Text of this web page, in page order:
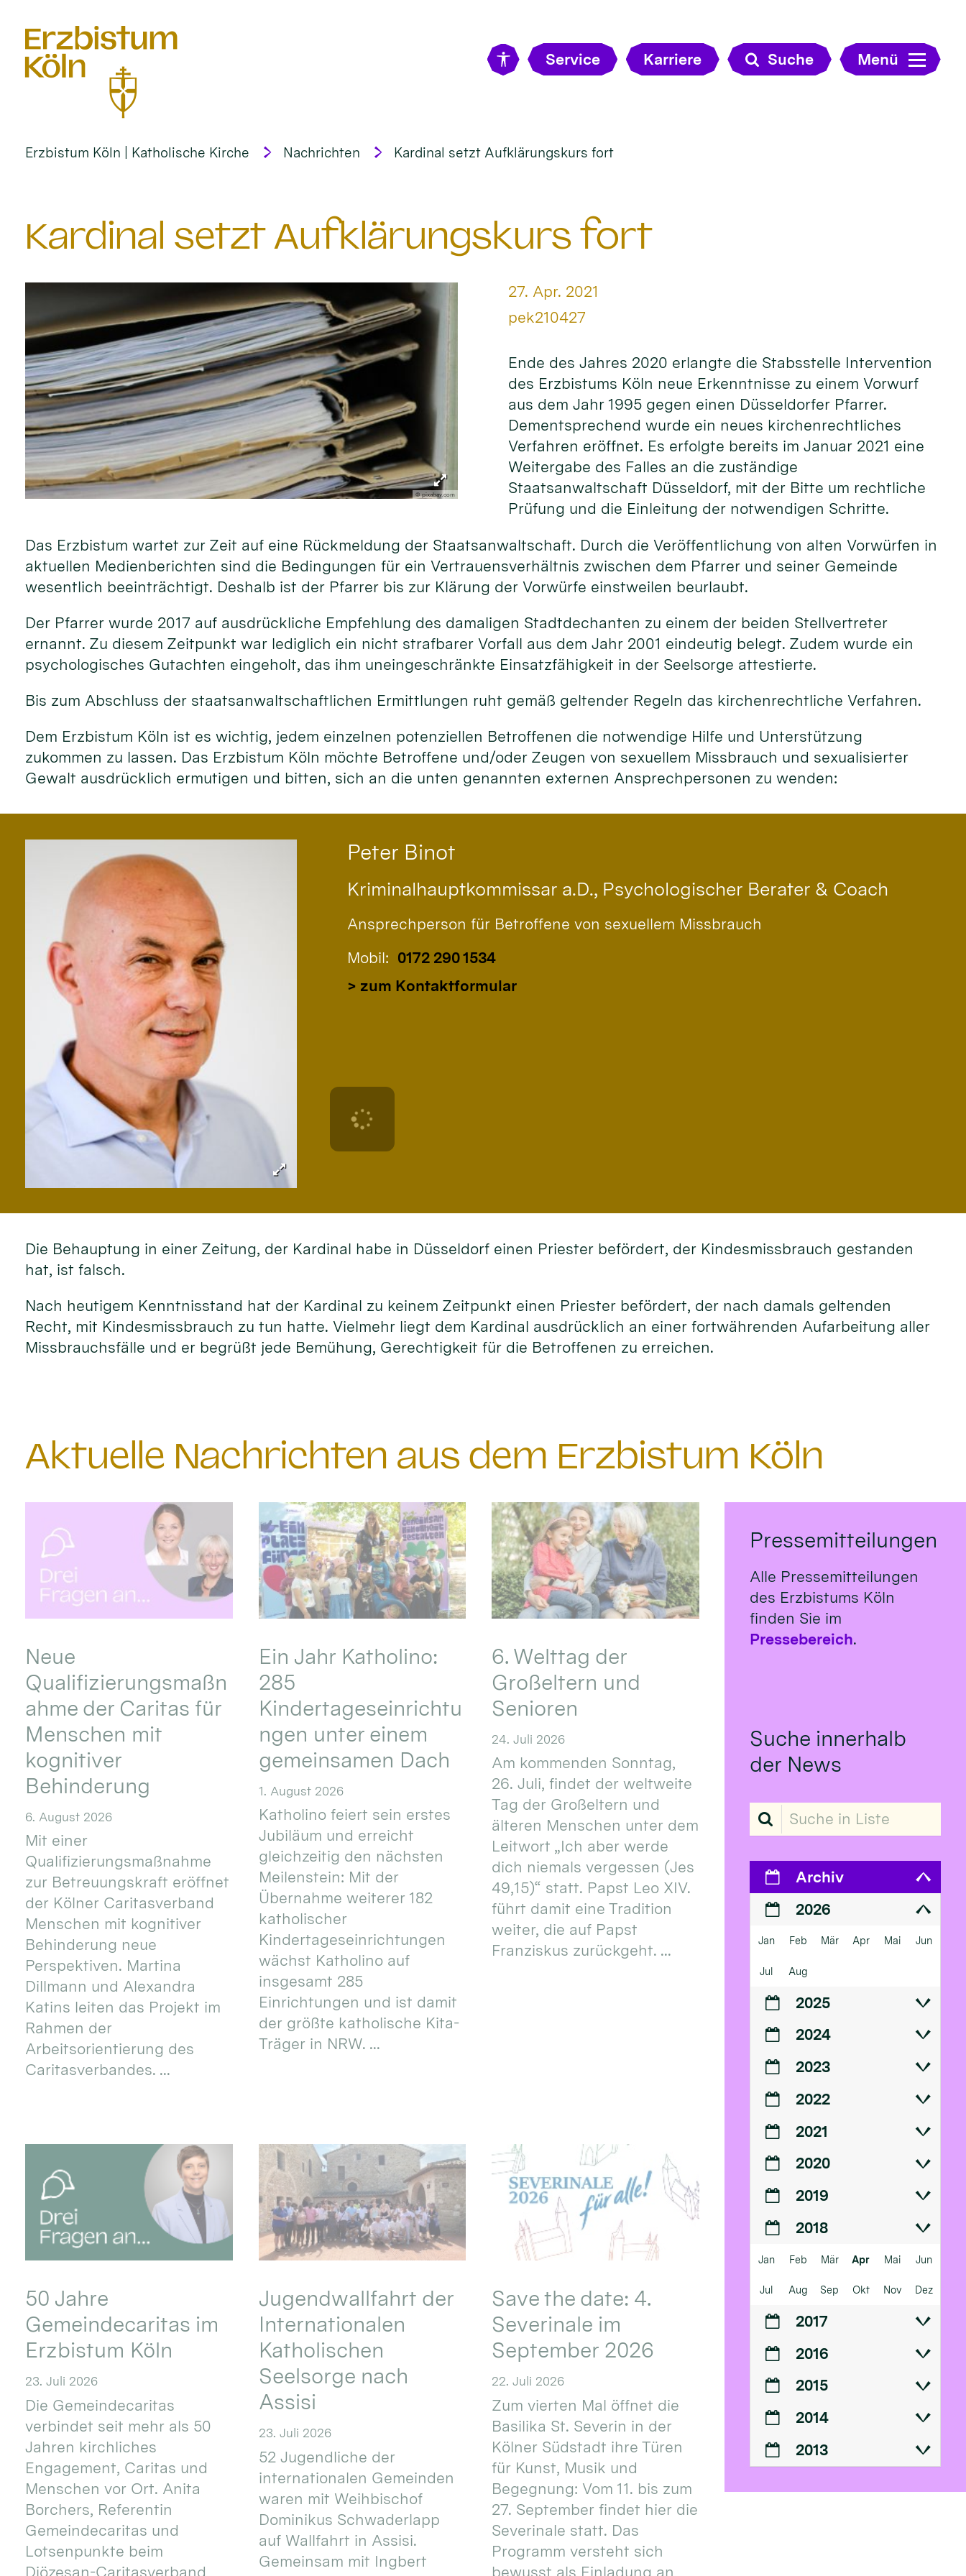
Service Karriere Suche Menü
Erzbistum Köln | Katholische Kirche Nachrichten Kardinal setzt Aufklärungskurs fort
Kardinal setzt Aufklärungskurs fort
© pixabay.com
Datum:
27. Apr. 2021
Von:
pek210427
Ende des Jahres 2020 erlangte die Stabsstelle Intervention
des Erzbistums Köln neue Erkenntnisse zu einem Vorwurf
aus dem Jahr 1995 gegen einen Düsseldorfer Pfarrer.
Dementsprechend wurde ein neues kirchenrechtliches
Verfahren eröffnet. Es erfolgte bereits im Januar 2021 eine
Weitergabe des Falles an die zuständige
Staatsanwaltschaft Düsseldorf, mit der Bitte um rechtliche
Prüfung und die Einleitung der notwendigen Schritte.
Das Erzbistum wartet zur Zeit auf eine Rückmeldung der Staatsanwaltschaft. Durch die Veröffentlichung von alten Vorwürfen in
aktuellen Medienberichten sind die Bedingungen für ein Vertrauensverhältnis zwischen dem Pfarrer und seiner Gemeinde
wesentlich beeinträchtigt. Deshalb ist der Pfarrer bis zur Klärung der Vorwürfe einstweilen beurlaubt.
Der Pfarrer wurde 2017 auf ausdrückliche Empfehlung des damaligen Stadtdechanten zu einem der beiden Stellvertreter
ernannt. Zu diesem Zeitpunkt war lediglich ein nicht strafbarer Vorfall aus dem Jahr 2001 eindeutig belegt. Zudem wurde ein
psychologisches Gutachten eingeholt, das ihm uneingeschränkte Einsatzfähigkeit in der Seelsorge attestierte.
Bis zum Abschluss der staatsanwaltschaftlichen Ermittlungen ruht gemäß geltender Regeln das kirchenrechtliche Verfahren.
Dem Erzbistum Köln ist es wichtig, jedem einzelnen potenziellen Betroffenen die notwendige Hilfe und Unterstützung
zukommen zu lassen. Das Erzbistum Köln möchte Betroffene und/oder Zeugen von sexuellem Missbrauch und sexualisierter
Gewalt ausdrücklich ermutigen und bitten, sich an die unten genannten externen Ansprechpersonen zu wenden:
Peter Binot
Kriminalhauptkommissar a.D., Psychologischer Berater & Coach
Ansprechperson für Betroffene von sexuellem Missbrauch
Mobil: 0172 290 1534
> zum Kontaktformular
Die Behauptung in einer Zeitung, der Kardinal habe in Düsseldorf einen Priester befördert, der Kindesmissbrauch gestanden
hat, ist falsch.
Nach heutigem Kenntnisstand hat der Kardinal zu keinem Zeitpunkt einen Priester befördert, der nach damals geltenden
Recht, mit Kindesmissbrauch zu tun hatte. Vielmehr liegt dem Kardinal ausdrücklich an einer fortwährenden Aufarbeitung aller
Missbrauchsfälle und er begrüßt jede Bemühung, Gerechtigkeit für die Betroffenen zu erreichen.
Aktuelle Nachrichten aus dem Erzbistum Köln
Neue
Qualifizierungsmaßn
ahme der Caritas für
Menschen mit
kognitiver
Behinderung
6. August 2026
Mit einer
Qualifizierungsmaßnahme
zur Betreuungskraft eröffnet
der Kölner Caritasverband
Menschen mit kognitiver
Behinderung neue
Perspektiven. Martina
Dillmann und Alexandra
Katins leiten das Projekt im
Rahmen der
Arbeitsorientierung des
Caritasverbandes. ...
Ein Jahr Katholino:
285
Kindertageseinrichtu
ngen unter einem
gemeinsamen Dach
1. August 2026
Katholino feiert sein erstes
Jubiläum und erreicht
gleichzeitig den nächsten
Meilenstein: Mit der
Übernahme weiterer 182
katholischer
Kindertageseinrichtungen
wächst Katholino auf
insgesamt 285
Einrichtungen und ist damit
der größte katholische Kita-
Träger in NRW. ...
6. Welttag der
Großeltern und
Senioren
24. Juli 2026
Am kommenden Sonntag,
26. Juli, findet der weltweite
Tag der Großeltern und
älteren Menschen unter dem
Leitwort „Ich aber werde
dich niemals vergessen (Jes
49,15)“ statt. Papst Leo XIV.
führt damit eine Tradition
weiter, die auf Papst
Franziskus zurückgeht. ...
50 Jahre
Gemeindecaritas im
Erzbistum Köln
23. Juli 2026
Die Gemeindecaritas
verbindet seit mehr als 50
Jahren kirchliches
Engagement, Caritas und
Menschen vor Ort. Anita
Borchers, Referentin
Gemeindecaritas und
Lotsenpunkte beim
Diözesan-Caritasverband
Jugendwallfahrt der
Internationalen
Katholischen
Seelsorge nach
Assisi
23. Juli 2026
52 Jugendliche der
internationalen Gemeinden
waren mit Weihbischof
Dominikus Schwaderlapp
auf Wallfahrt in Assisi.
Gemeinsam mit Ingbert
Save the date: 4.
Severinale im
September 2026
22. Juli 2026
Zum vierten Mal öffnet die
Basilika St. Severin in der
Kölner Südstadt ihre Türen
für Kunst, Musik und
Begegnung: Vom 11. bis zum
27. September findet hier die
Severinale statt. Das
Programm versteht sich
bewusst als Einladung an
Pressemitteilungen
Alle Pressemitteilungen
des Erzbistums Köln
finden Sie im
Pressebereich.
Suche innerhalb
der News
Suche in Liste
Archiv
2026
Jan Feb Mär Apr Mai Jun
Jul Aug
2025
2024
2023
2022
2021
2020
2019
2018
Jan Feb Mär Apr Mai Jun
Jul Aug Sep Okt Nov Dez
2017
2016
2015
2014
2013